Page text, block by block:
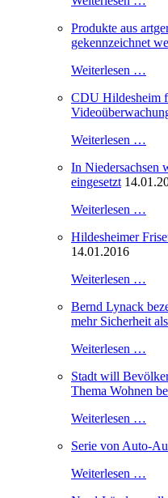
Produkte aus
gekennzeichnet
Weiterlesen …
CDU Hildesheim
Weiterlesen …
In Niedersachsen
eingesetzt
Weiterlesen …
Hildesheimer
14.01.2016
Weiterlesen …
Bernd Lynack
mehr Sicherheit
Weiterlesen …
Stadt will
Thema Wohnen
Weiterlesen …
Serie von Auto-
Weiterlesen …